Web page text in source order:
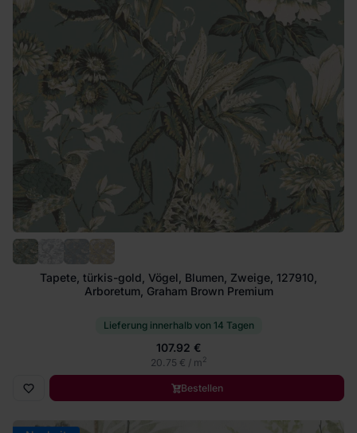
Tapete, türkis-gold, Vögel, Blumen, Zweige, 127910,
Arboretum, Graham Brown Premium
Lieferung innerhalb von 14 Tagen
107.92 €
20.75 € / m2
Bestellen